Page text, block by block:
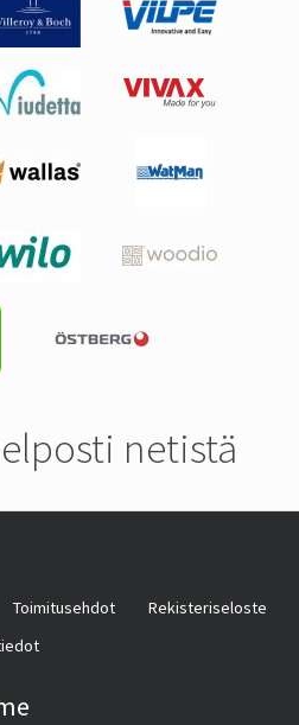
netistä
Toimitusehdot
Rekisteriseloste